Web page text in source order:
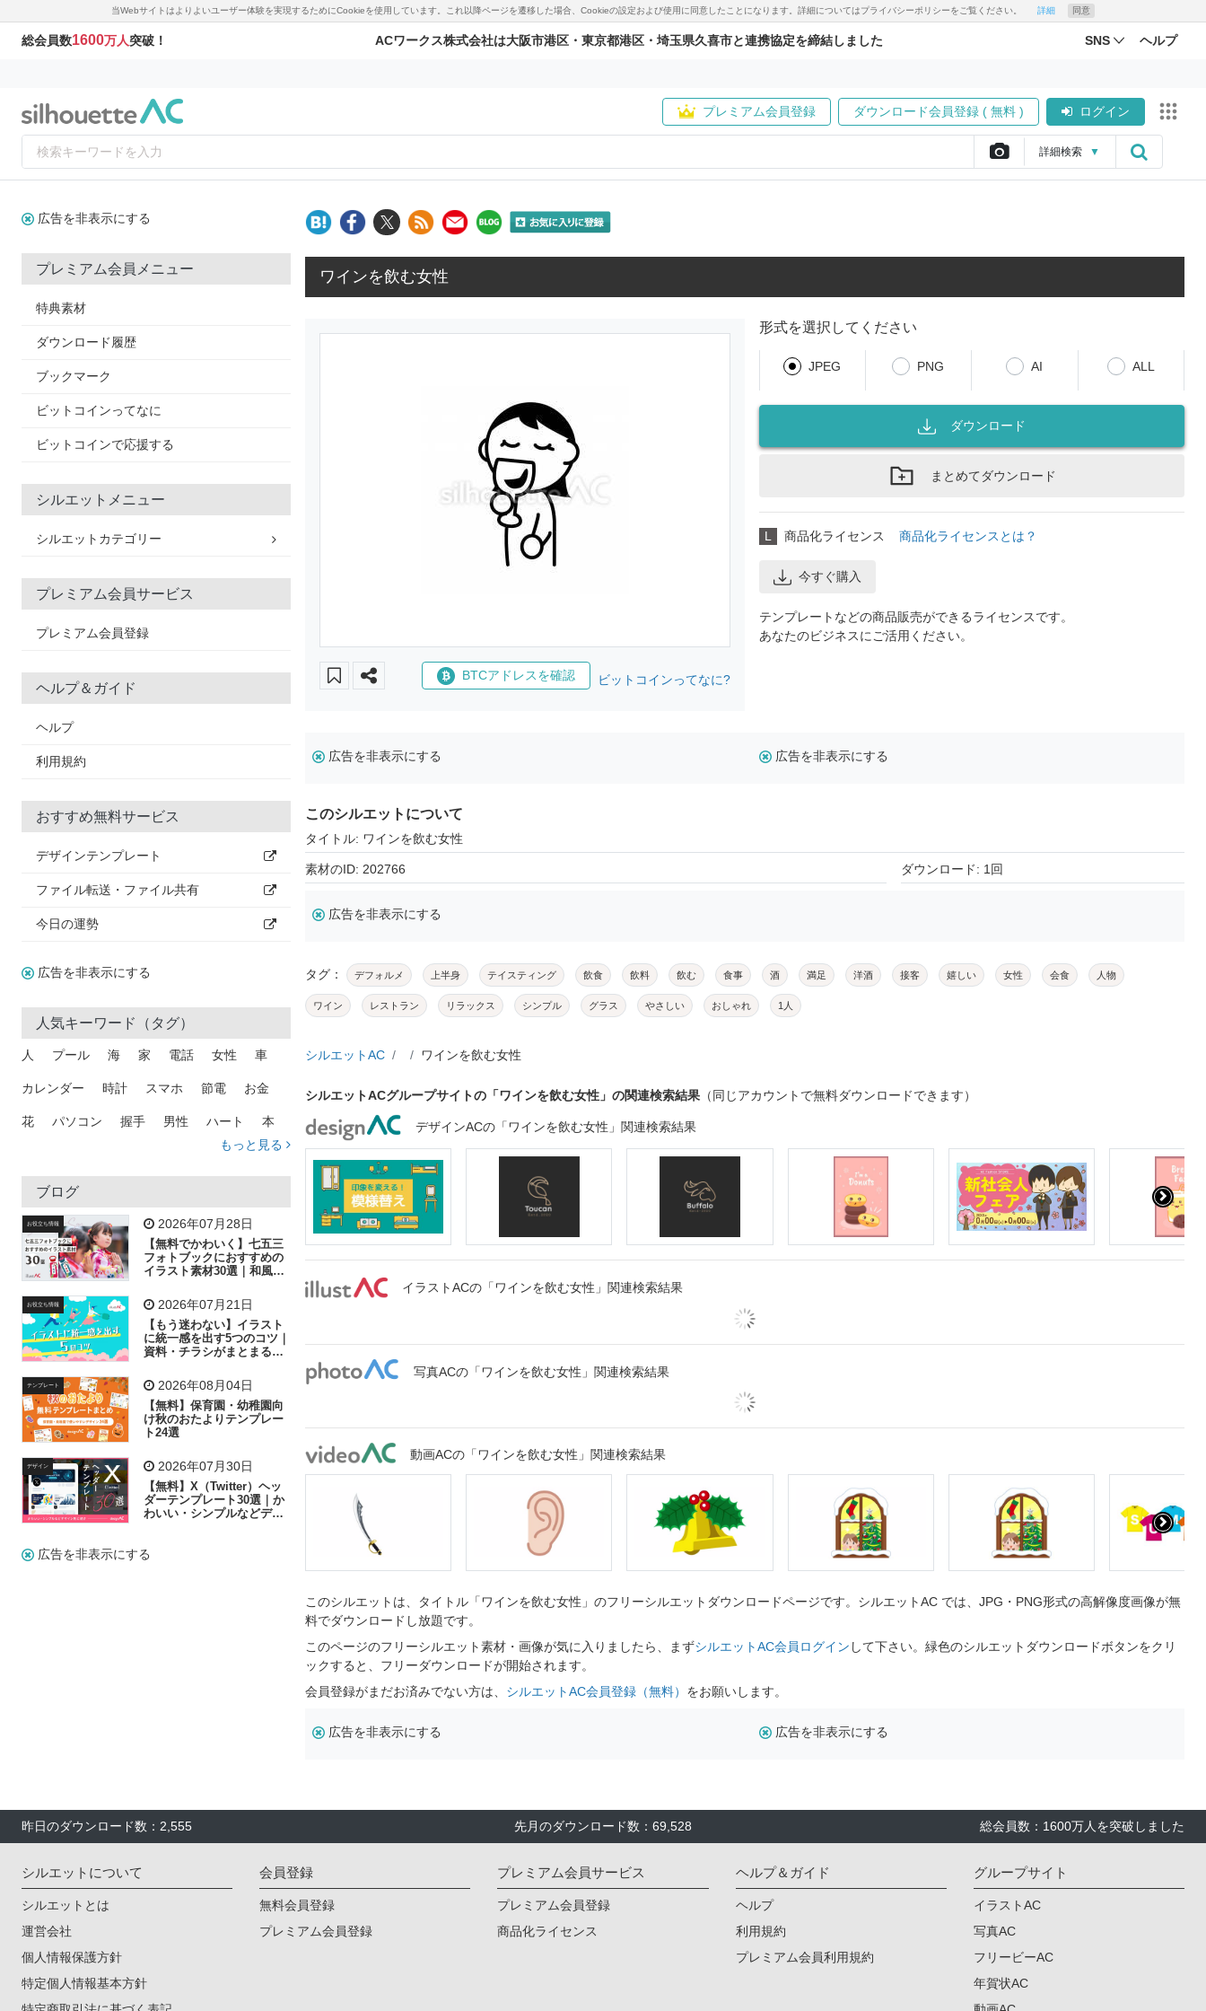
当Webサイトはよりよいユーザー体験を実現するためにCookieを使用しています。これ以降ページを遷移した場合、Cookieの設定および使用に同意したことになります。詳細についてはプライバシーポリシーをご覧ください。 詳細 同意
総会員数1600万人突破！ ACワークス株式会社は大阪市港区・東京都港区・埼玉県久喜市と連携協定を締結しました SNS ヘルプ
プレミアム会員登録 ダウンロード会員登録 ( 無料 ) ログイン
詳細検索 ▼
広告を非表示にする
プレミアム会員メニュー
特典素材
ダウンロード履歴
ブックマーク
ビットコインってなに
ビットコインで応援する
シルエットメニュー
シルエットカテゴリー
プレミアム会員サービス
プレミアム会員登録
ヘルプ＆ガイド
ヘルプ
利用規約
おすすめ無料サービス
デザインテンプレート
ファイル転送・ファイル共有
今日の運勢
広告を非表示にする
人気キーワード（タグ）
人 プール 海 家 電話 女性 車
カレンダー 時計 スマホ 節電 お金
花 パソコン 握手 男性 ハート 本
トラック 木
吹き出し
飛行機 グラフ ビル 魚 家族 書類
歩く 工場 会社 太陽 キラキラ
子供 作業員 相談 ピクトグラム
もっと見る
ブログ
お役立ち情報 2026年07月28日
【無料でかわいく】七五三
フォトブックにおすすめの
イラスト素材30選｜和風の
お役立ち情報 2026年07月21日
【もう迷わない】イラスト
に統一感を出す5つのコツ｜
資料・チラシがまとまるフ
テンプレート 2026年08月04日
【無料】保育園・幼稚園向
け秋のおたよりテンプレー
ト24選
デザイン 2026年07月30日
【無料】X（Twitter）ヘッ
ダーテンプレート30選｜か
わいい・シンプルなどデザ
広告を非表示にする
ワインを飲む女性
BTCアドレスを確認 ビットコインってなに?
形式を選択してください
JPEG PNG AI ALL
ダウンロード
まとめてダウンロード
L 商品化ライセンス 商品化ライセンスとは？
今すぐ購入
テンプレートなどの商品販売ができるライセンスです。
あなたのビジネスにご活用ください。
広告を非表示にする 広告を非表示にする
このシルエットについて
タイトル: ワインを飲む女性
素材のID: 202766 ダウンロード: 1回
広告を非表示にする
タグ： デフォルメ 上半身 テイスティング 飲食 飲料 飲む 食事 酒 満足 洋酒 接客 嬉しい 女性 会食 人物
ワイン レストラン リラックス シンプル グラス やさしい おしゃれ 1人
シルエットAC ワインを飲む女性
シルエットACグループサイトの「ワインを飲む女性」の関連検索結果 （同じアカウントで無料ダウンロードできます）
デザインACの「ワインを飲む女性」関連検索結果
イラストACの「ワインを飲む女性」関連検索結果
写真ACの「ワインを飲む女性」関連検索結果
動画ACの「ワインを飲む女性」関連検索結果
このシルエットは、タイトル「ワインを飲む女性」のフリーシルエットダウンロードページです。シルエットAC では、JPG・PNG形式の高解像度画像が無
料でダウンロードし放題です。
このページのフリーシルエット素材・画像が気に入りましたら、まずシルエットAC会員ログイン して下さい。緑色のシルエットダウンロードボタンをクリ
ックすると、フリーダウンロードが開始されます。
会員登録がまだお済みでない方は、 シルエットAC会員登録（無料） をお願いします。
広告を非表示にする 広告を非表示にする
昨日のダウンロード数：2,555 先月のダウンロード数：69,528 総会員数：1600万人を突破しました
シルエットについて
シルエットとは
運営会社
個人情報保護方針
特定個人情報基本方針
会員登録
無料会員登録
プレミアム会員登録
プレミアム会員サービス
プレミアム会員登録
商品化ライセンス
ヘルプ＆ガイド
ヘルプ
利用規約
プレミアム会員利用規約
グループサイト
イラストAC
写真AC
フリービーAC
年賀状AC